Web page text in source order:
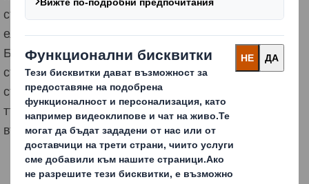
събра водещи бизнеси и лидери в областта на
електронната търговия от повече от 15 държави от
Балканския регион и Централна Европа. С цел
създаване на платформа за засилване на
сътрудничеството в областта на електронната
търговия в региона, събитието представи нови
възможности за развитие на сектора.